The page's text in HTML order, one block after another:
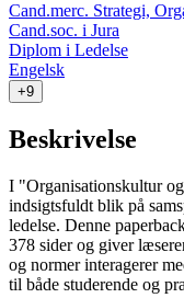
Cand.merc. Strategi,
Cand.soc. i Jura
Diplom i Ledelse
Engelsk
+9
Beskrivelse
I "Organisationskultur
indsigtsfuldt blik på
ledelse. Denne
378 sider og giver
og normer interagerer
til både studerende og